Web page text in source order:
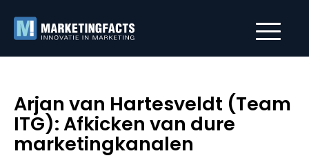
Arjan van Hartesveldt (Team
ITG): Afkicken van dure
marketingkanalen